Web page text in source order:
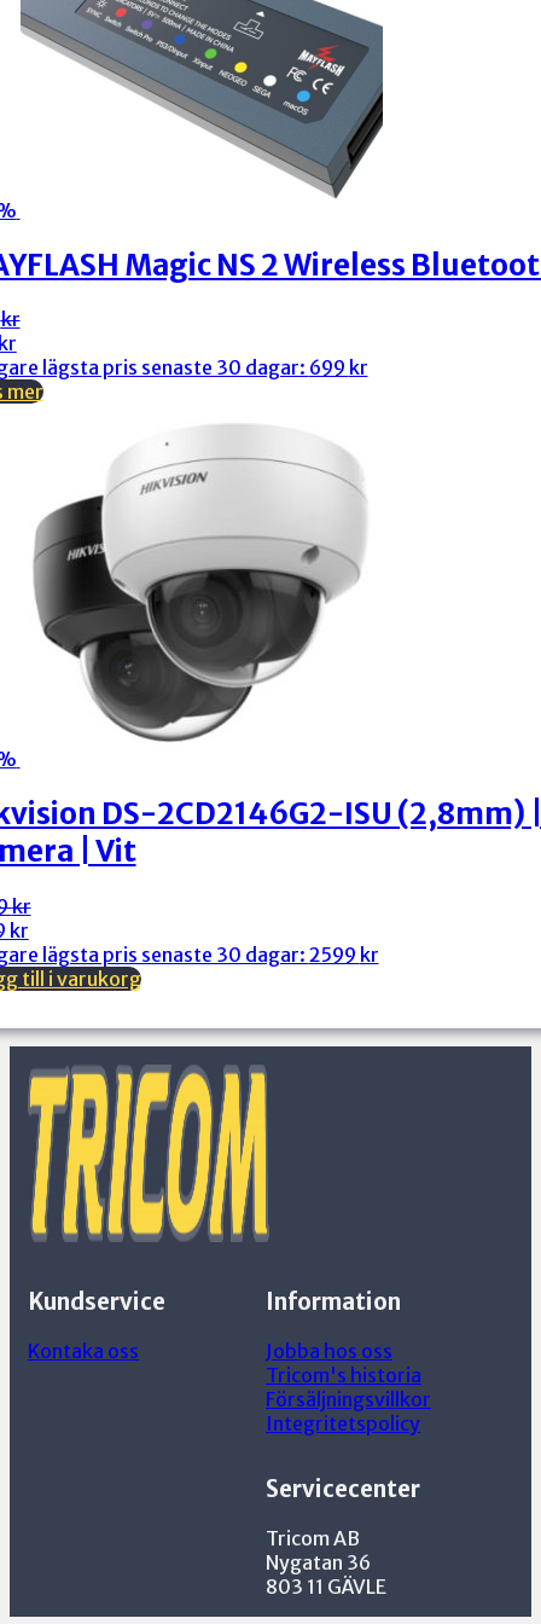
Magic NS 2 Wireless
kr
lägsta pris senaste 30 dagar: 699 kr
mer
DS-2CD2146G2-ISU (2,8mm)
| Vit
kr
kr
lägsta pris senaste 30 dagar: 2599 kr
till i varukorg
Kundservice
Kontaka oss
Information
Jobba hos oss
Tricom's historia
Försäljningsvillkor
Integritetspolicy
Servicecenter
Tricom AB
Nygatan 36
803 11 GÄVLE